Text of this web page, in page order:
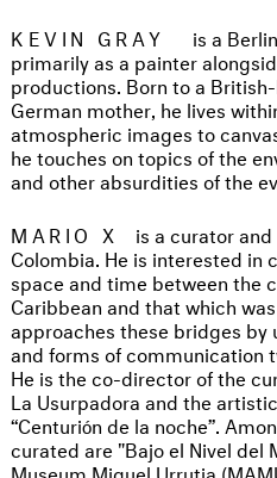
KEVIN GRAY
is a
primarily as a painter
productions. Born to a
German mother, he lives
atmospheric images to
he touches on topics of the
and other absurdities of the
MARIO X
is a curator
Colombia. He is interested in
space and time between the
Caribbean and that which
approaches these bridges
and forms of communication
He is the co-director of the
La Usurpadora and the
“Centurión de la noche”.
curated are "Bajo el Nivel del
Museum Miguel Urrutia